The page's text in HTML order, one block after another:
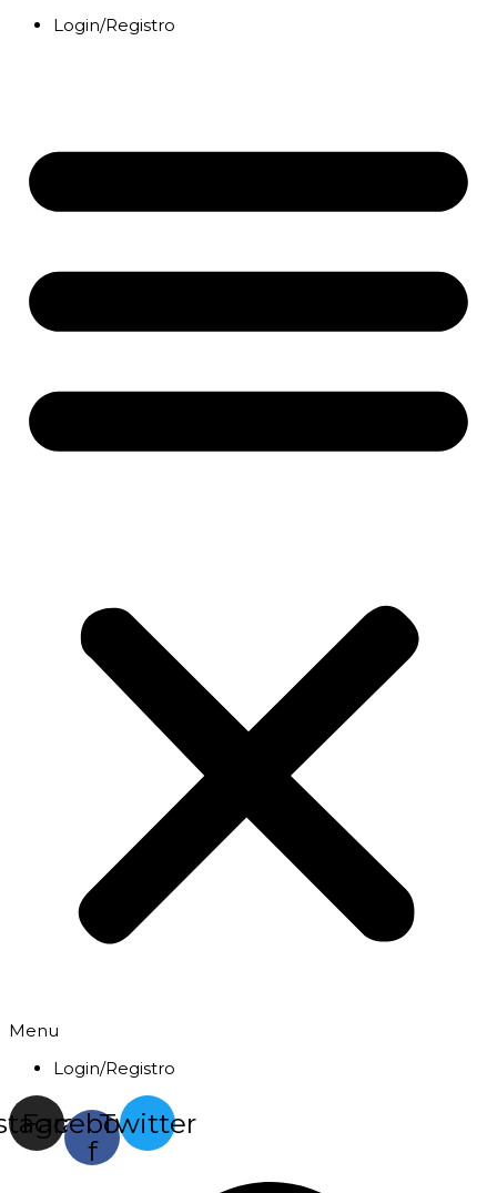
Login/Registro
Menu
Login/Registro
Facebook-
f
Twitter